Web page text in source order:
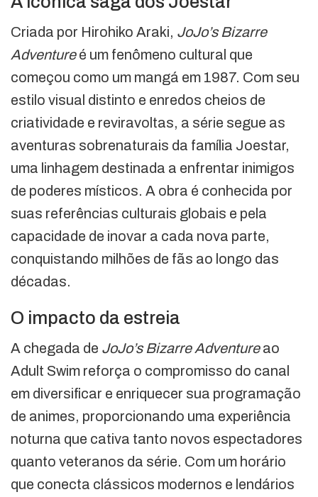
Criada por Hirohiko Araki, JoJo’s Bizarre
Adventureé um fenômeno cultural que
começou como um mangá em 1987. Com seu
estilo visual distinto e enredos cheios de
criatividade e reviravoltas, a série segue as
aventuras sobrenaturais da família Joestar,
uma linhagem destinada a enfrentar inimigos
de poderes místicos. A obra é conhecida por
suas referências culturais globais e pela
capacidade de inovar a cada nova parte,
conquistando milhões de fãs ao longo das
décadas.
O impacto da estreia
A chegada de JoJo’s Bizarre Adventureao
Adult Swim reforça o compromisso do canal
em diversificar e enriquecer sua programação
de animes, proporcionando uma experiência
noturna que cativa tanto novos espectadores
quanto veteranos da série. Com um horário
que conecta clássicos modernos e lendários